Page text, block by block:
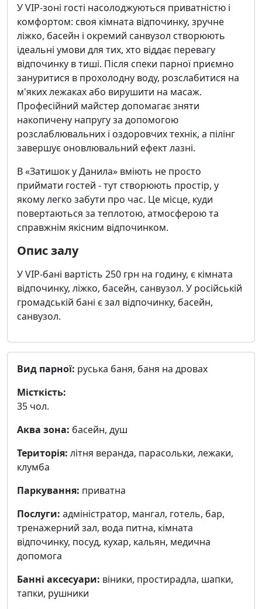
У VIP-зоні гості насолоджуються приватністю і
комфортом: своя кімната відпочинку, зручне
ліжко, басейн і окремий санвузол створюють
ідеальні умови для тих, хто віддає перевагу
відпочинку в тиші. Після спеки парної приємно
зануритися в прохолодну воду, розслабитися на
м'яких лежаках або вирушити на масаж.
Професійний майстер допомагає зняти
накопичену напругу за допомогою
розслаблювальних і оздоровчих технік, а пілінг
завершує оновлювальний ефект лазні.
В «Затишок у Данила» вміють не просто
приймати гостей - тут створюють простір, у
якому легко забути про час. Це місце, куди
повертаються за теплотою, атмосферою та
справжнім якісним відпочинком.
Опис залу
У VIP-бані вартість 250 грн на годину, є кімната
відпочинку, ліжко, басейн, санвузол. У російській
громадській бані є зал відпочинку, басейн,
санвузол.
Вид парної: руська баня, баня на дровах
Місткість:
35 чол.
Аква зона: басейн, душ
Територія: літня веранда, парасольки, лежаки,
клумба
Паркування: приватна
Послуги: адміністратор, мангал, готель, бар,
тренажерний зал, вода питна, кімната
відпочинку, посуд, кухар, кальян, медична
допомога
Банні аксесуари: віники, простирадла, шапки,
тапки, рушники